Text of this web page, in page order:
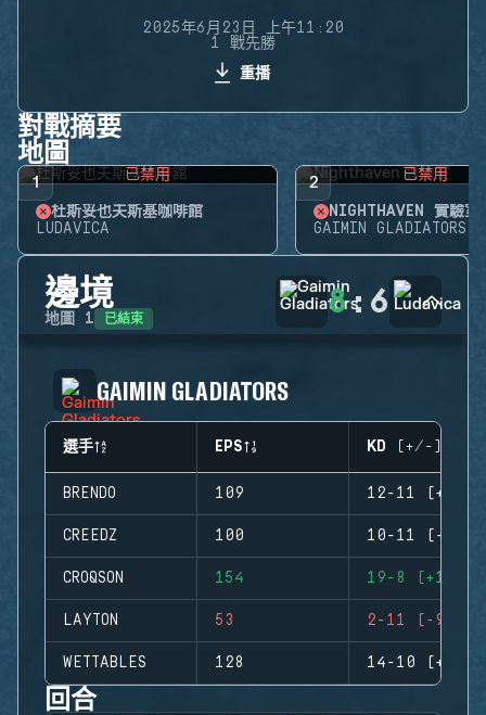
2025年6月23日 上午11:20
1 戰先勝
重播
對戰摘要
地圖
1 已禁用
杜斯妥也夫斯基咖啡館
LUDAVICA
2 已禁用
NIGHTHAVEN 實驗室
GAIMIN GLADIATORS
邊境
地圖 1 已結束 8: 6
GAIMIN GLADIATORS
選手 EPS KD (+/-)
BRENDO 109 12-11 (+1)
CREEDZ 100 10-11 (-1)
CROQSON 154 19-8 (+11)
LAYTON 53 2-11 (-9)
WETTABLES 128 14-10 (+4)
回合